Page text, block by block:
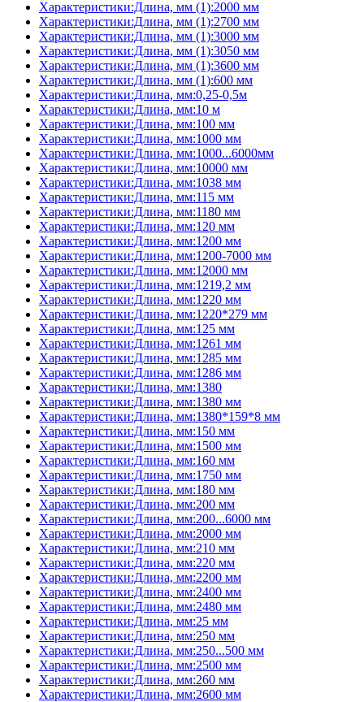
Характеристики:Длина, мм (1):2000 мм
Характеристики:Длина, мм (1):2700 мм
Характеристики:Длина, мм (1):3000 мм
Характеристики:Длина, мм (1):3050 мм
Характеристики:Длина, мм (1):3600 мм
Характеристики:Длина, мм (1):600 мм
Характеристики:Длина, мм:0,25-0,5м
Характеристики:Длина, мм:10 м
Характеристики:Длина, мм:100 мм
Характеристики:Длина, мм:1000 мм
Характеристики:Длина, мм:1000...6000мм
Характеристики:Длина, мм:10000 мм
Характеристики:Длина, мм:1038 мм
Характеристики:Длина, мм:115 мм
Характеристики:Длина, мм:1180 мм
Характеристики:Длина, мм:120 мм
Характеристики:Длина, мм:1200 мм
Характеристики:Длина, мм:1200-7000 мм
Характеристики:Длина, мм:12000 мм
Характеристики:Длина, мм:1219,2 мм
Характеристики:Длина, мм:1220 мм
Характеристики:Длина, мм:1220*279 мм
Характеристики:Длина, мм:125 мм
Характеристики:Длина, мм:1261 мм
Характеристики:Длина, мм:1285 мм
Характеристики:Длина, мм:1286 мм
Характеристики:Длина, мм:1380
Характеристики:Длина, мм:1380 мм
Характеристики:Длина, мм:1380*159*8 мм
Характеристики:Длина, мм:150 мм
Характеристики:Длина, мм:1500 мм
Характеристики:Длина, мм:160 мм
Характеристики:Длина, мм:1750 мм
Характеристики:Длина, мм:180 мм
Характеристики:Длина, мм:200 мм
Характеристики:Длина, мм:200...6000 мм
Характеристики:Длина, мм:2000 мм
Характеристики:Длина, мм:210 мм
Характеристики:Длина, мм:220 мм
Характеристики:Длина, мм:2200 мм
Характеристики:Длина, мм:2400 мм
Характеристики:Длина, мм:2480 мм
Характеристики:Длина, мм:25 мм
Характеристики:Длина, мм:250 мм
Характеристики:Длина, мм:250...500 мм
Характеристики:Длина, мм:2500 мм
Характеристики:Длина, мм:260 мм
Характеристики:Длина, мм:2600 мм